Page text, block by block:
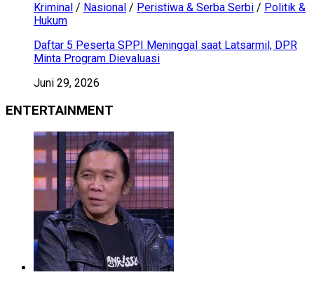
Kriminal / Nasional / Peristiwa & Serba Serbi / Politik &
Hukum
Daftar 5 Peserta SPPI Meninggal saat Latsarmil, DPR
Minta Program Dievaluasi
Juni 29, 2026
ENTERTAINMENT